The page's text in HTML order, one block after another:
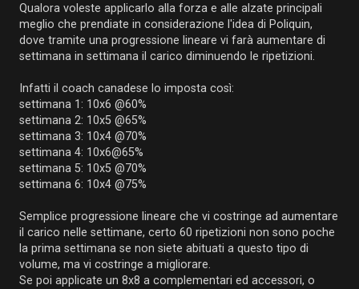
Qualora voleste applicarlo alla forza e alle alzate principali
meglio che prendiate in considerazione l'idea di Poliquin,
dove tramite una progressione lineare vi farà aumentare di
settimana in settimana il carico diminuendo le ripetizioni.
Infatti il coach canadese lo imposta così:
settimana 1: 10x6 @60%
settimana 2: 10x5 @65%
settimana 3: 10x4 @70%
settimana 4: 10x6@65%
settimana 5: 10x5 @70%
settimana 6: 10x4 @75%
Semplice progressione lineare che vi costringe ad aumentare
il carico nelle settimane, certo 60 ripetizioni non sono poche
la prima settimana se non siete abituati a questo tipo di
volume, ma vi costringe a migliorare.
Se poi applicate un 8x8 a complementari ed accessori, o